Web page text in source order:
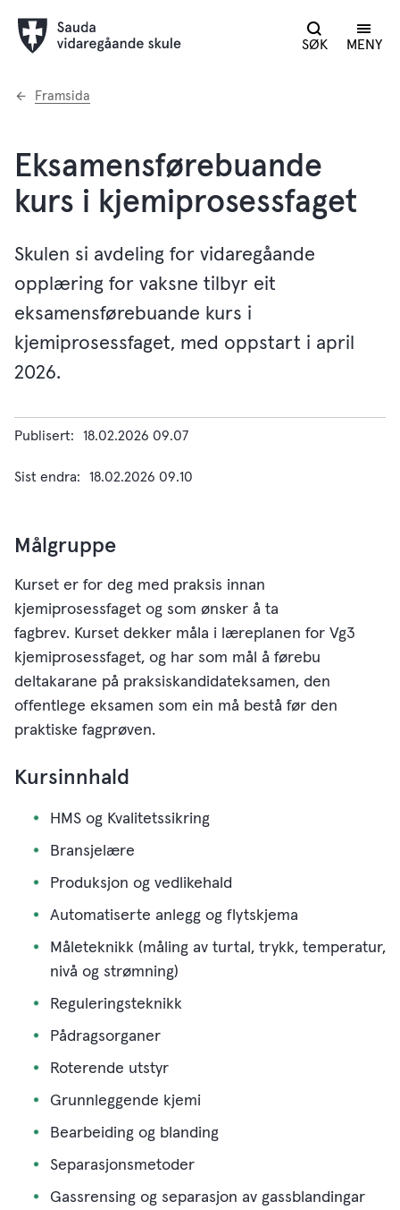
SØK MENY
Du
Framsida
Eksamensførebuande
kurs i kjemiprosessfaget
Skulen si avdeling for vidaregåande
opplæring for vaksne tilbyr eit
eksamensførebuande kurs i
kjemiprosessfaget, med oppstart i april
2026.
Publisert 18.02.2026 09.07
Sist endra 18.02.2026 09.10
Målgruppe
Kurset er for deg med praksis innan
kjemiprosessfaget og som ønsker å ta
fagbrev. Kurset dekker måla i læreplanen for Vg3
kjemiprosessfaget, og har som mål å førebu
deltakarane på praksiskandidateksamen, den
offentlege eksamen som ein må bestå før den
praktiske fagprøven.
Kursinnhald
HMS og Kvalitetssikring
Bransjelære
Produksjon og vedlikehald
Automatiserte anlegg og flytskjema
Måleteknikk (måling av turtal, trykk, temperatur,
nivå og strømning)
Reguleringsteknikk
Pådragsorganer
Roterende utstyr
Grunnleggende kjemi
Bearbeiding og blanding
Separasjonsmetoder
Gassrensing og separasjon av gassblandingar